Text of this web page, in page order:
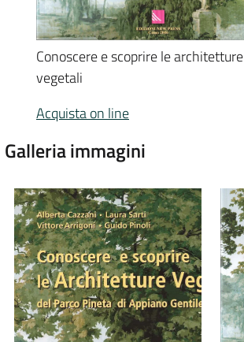
Conoscere e scoprire le architetture
vegetali
Acquista on line
Galleria immagini